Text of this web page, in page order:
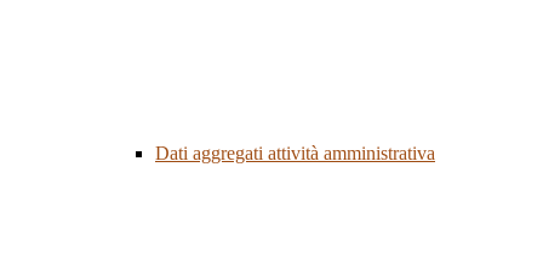
Dati aggregati attività amministrativa